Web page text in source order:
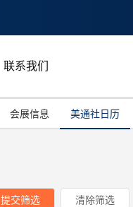
联系我们
会展信息 美通社日历
提交筛选 清除筛选